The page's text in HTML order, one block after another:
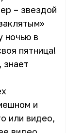
– звездой
ночью в
пятница!
знает
и
или видео,